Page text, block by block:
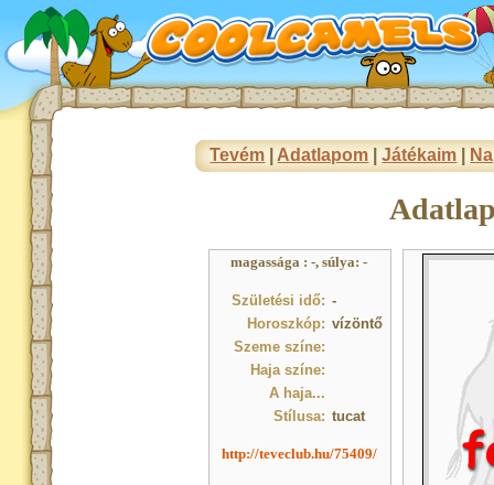
Tevém Adatlapom |Játékaim
magassága : -, súlya: -
Születési idő: -
Horoszkóp: vízöntő
Szeme színe:
Haja színe:
A haja...
Stílusa: tucat
http://teveclub.hu/75409/